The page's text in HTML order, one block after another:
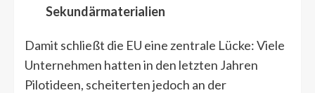
Sekundärmaterialien
Damit schließt die EU eine zentrale Lücke: Viele
Unternehmen hatten in den letzten Jahren
Pilotideen, scheiterten jedoch an der